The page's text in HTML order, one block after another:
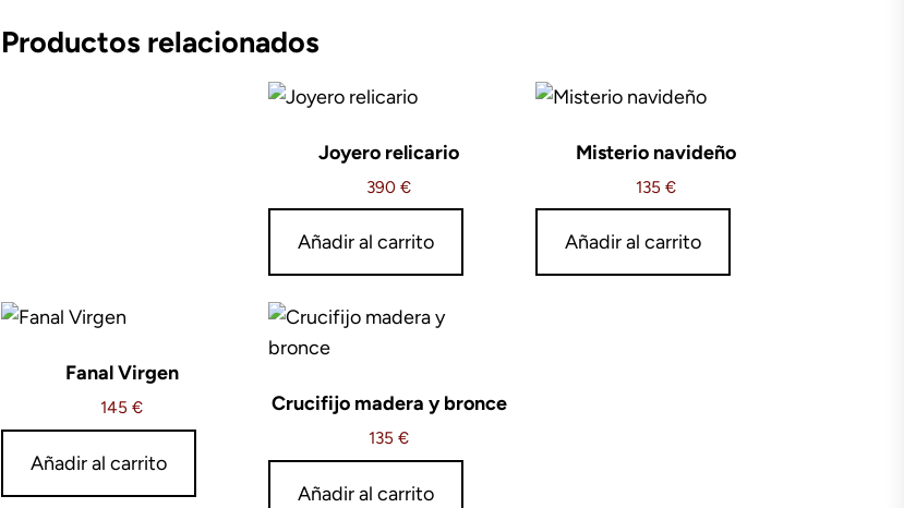
Productos relacionados
Joyero relicario
390 €
Añadir al carrito
Misterio navideño
135 €
Añadir al carrito
Fanal Virgen
145 €
Añadir al carrito
Crucifijo madera y bronce
135 €
Añadir al carrito